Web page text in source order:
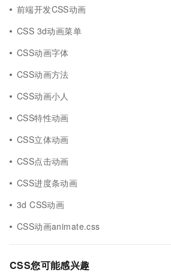
前端开发CSS动画
CSS 3d动画菜单
CSS动画字体
CSS动画方法
CSS动画小人
CSS特性动画
CSS立体动画
CSS点击动画
CSS进度条动画
3d CSS动画
CSS动画animate.css
CSS您可能感兴趣